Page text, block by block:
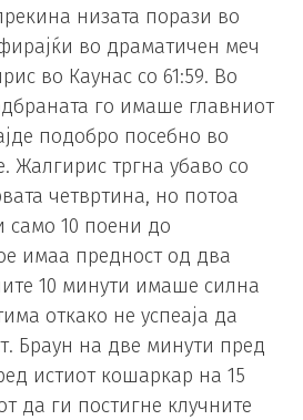
низата порази во
во драматичен меч
во Каунас со 61:59. Во
го имаше главниот
подобро посебно во
Жалгирис тргна убаво со
четвртина, но потоа
само 10 поени до
имаа предност од два
10 минути имаше силна
откако не успеаја да
Браун на две минути пред
истиот кошаркар на 15
да ги постигне клучните